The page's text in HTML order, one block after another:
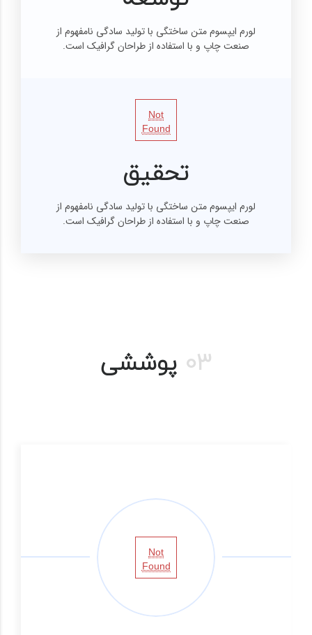
لورم ایپسوم متن ساختگی با تولید سادگی نامفهوم از
صنعت چاپ و با استفاده از طراحان گرافیک است.
Not
Found
تحقیق
لورم ایپسوم متن ساختگی با تولید سادگی نامفهوم از
صنعت چاپ و با استفاده از طراحان گرافیک است.
03 پوششی
Not
Found